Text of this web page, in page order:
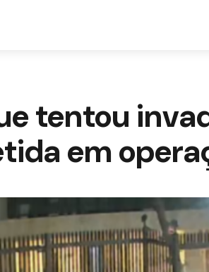
tentou
em